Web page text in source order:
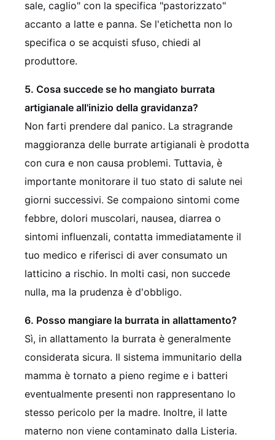
sale, caglio" con la specifica "pastorizzato"
accanto a latte e panna. Se l'etichetta non lo
specifica o se acquisti sfuso, chiedi al
produttore.
5. Cosa succede se ho mangiato burrata
artigianale all'inizio della gravidanza?
Non farti prendere dal panico. La stragrande
maggioranza delle burrate artigianali è prodotta
con cura e non causa problemi. Tuttavia, è
importante monitorare il tuo stato di salute nei
giorni successivi. Se compaiono sintomi come
febbre, dolori muscolari, nausea, diarrea o
sintomi influenzali, contatta immediatamente il
tuo medico e riferisci di aver consumato un
latticino a rischio. In molti casi, non succede
nulla, ma la prudenza è d'obbligo.
6. Posso mangiare la burrata in allattamento?
Sì, in allattamento la burrata è generalmente
considerata sicura. Il sistema immunitario della
mamma è tornato a pieno regime e i batteri
eventualmente presenti non rappresentano lo
stesso pericolo per la madre. Inoltre, il latte
materno non viene contaminato dalla Listeria.